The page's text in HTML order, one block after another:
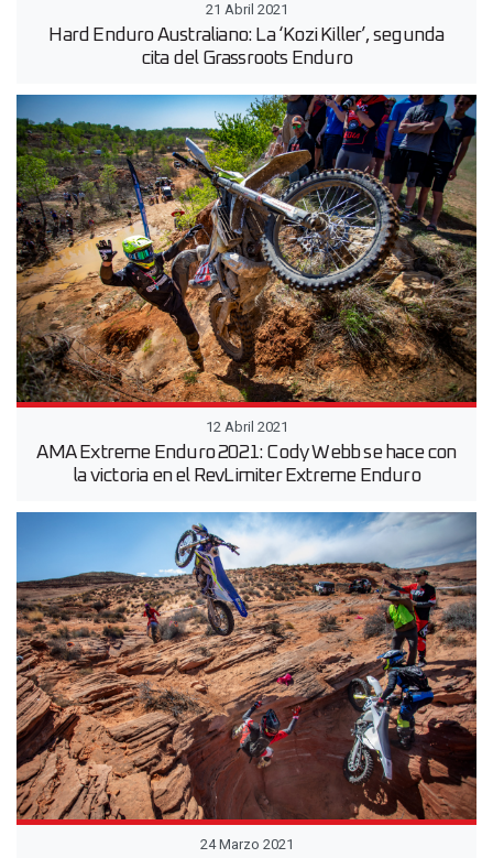
21 Abril 2021
Hard Enduro Australiano: La ‘Kozi Killer’, segunda
cita del Grassroots Enduro
12 Abril 2021
AMA Extreme Enduro 2021: Cody Webb se hace con
la victoria en el RevLimiter Extreme Enduro
24 Marzo 2021